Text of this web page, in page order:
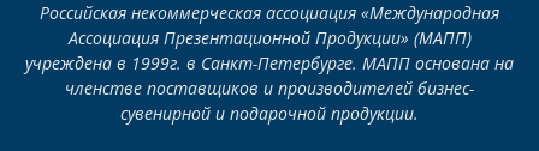
Российская некоммерческая ассоциация «Международная
Ассоциация Презентационной Продукции» (МАПП)
учреждена в 1999г. в Санкт-Петербурге. МАПП основана на
членстве поставщиков и производителей бизнес-
сувенирной и подарочной продукции.